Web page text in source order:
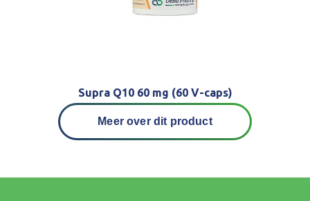
Supra Q10 60 mg (60 V-caps)
Meer over dit product